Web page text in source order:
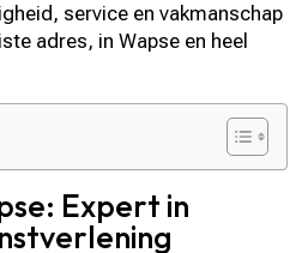
service en vakmanschap
adres, in Wapse en heel
Expert in